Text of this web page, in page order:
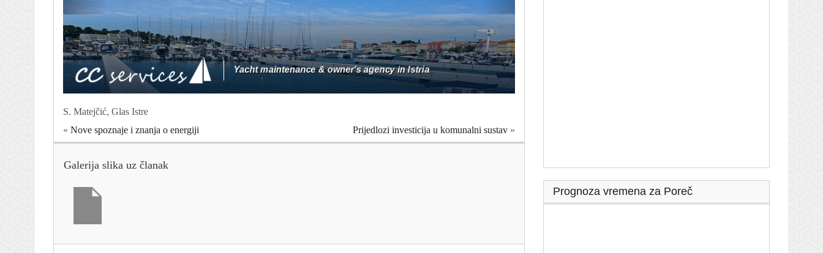
S. Matejčić, Glas Istre
« Nove spoznaje i znanja o energiji Prijedlozi investicija u komunalni sustav »
Galerija slika uz članak
Prognoza vremena za Poreč